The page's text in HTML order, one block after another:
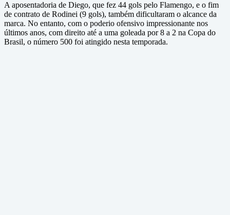
A aposentadoria de Diego, que fez 44 gols pelo Flamengo, e o fim
de contrato de Rodinei (9 gols), também dificultaram o alcance da
marca. No entanto, com o poderio ofensivo impressionante nos
últimos anos, com direito até a uma goleada por 8 a 2 na Copa do
Brasil, o número 500 foi atingido nesta temporada.